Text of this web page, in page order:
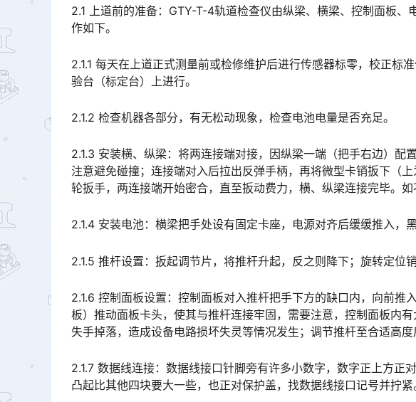
2.1 上道前的准备：GTY-T-4轨道检查仪由纵梁、横梁、控制面板
作如下。
2.1.1 每天在上道正式测量前或检修维护后进行传感器标零，校正标
验台（标定台）上进行。
2.1.2 检查机器各部分，有无松动现象，检查电池电量是否充足。
2.1.3 安装横、纵梁：将两连接端对接，因纵梁一端（把手右边）配
注意避免碰撞；连接端对入后拉出反弹手柄，再将微型卡销扳下（
轮扳手，两连接端开始密合，直至扳动费力，横、纵梁连接完毕。如
2.1.4 安装电池：横梁把手处设有固定卡座，电源对齐后缓缓推入，
2.1.5 推杆设置：扳起调节片，将推杆升起，反之则降下；旋转定位
2.1.6 控制面板设置：控制面板对入推杆把手下方的缺口内，向前推
板）推动面板卡头，使其与推杆连接牢固，需要注意，控制面板内
失手掉落，造成设备电路损坏失灵等情况发生；调节推杆至合适高
2.1.7 数据线连接：数据线接口针脚旁有许多小数字，数字正上方正
凸起比其他四块要大一些，也正对保护盖，找数据线接口记号并拧紧